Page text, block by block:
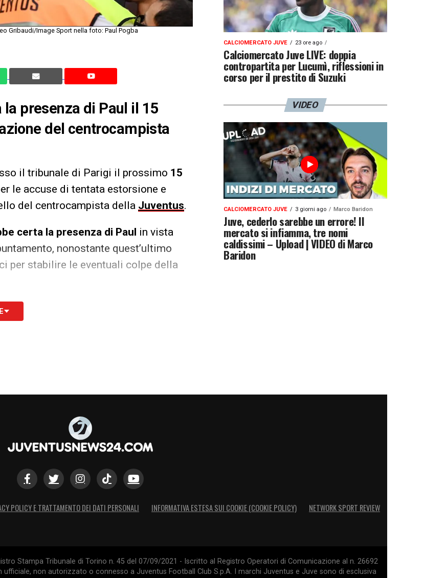
Gribaudi/Image Sport nella foto: Paul Pogba
presenza di Paul il 15
del centrocampista
il tribunale di Parigi il prossimo 15
le accuse di tentata estorsione e
del centrocampista della Juventus.
certa la presenza di Paul in vista
nonostante quest’ultimo
per stabilire le eventuali colpe della
CALCIOMERCATO JUVE 23 ore ago
Calciomercato Juve LIVE: doppia
contropartita per Lucumì, riflessioni in
corso per il prestito di Suzuki
VIDEO
CALCIOMERCATO JUVE 3 giorni ago Marco Baridon
Juve, cederlo sarebbe un errore! Il
mercato si infiamma, tre nomi
caldissimi – Upload | VIDEO di Marco
Baridon
POLICY E TRATTAMENTO DEI DATI PERSONALI INFORMATIVA ESTESA SUI COOKIE (COOKIE POLICY) NETWORK SPORT REVIEW
Stampa Tribunale di Torino n. 45 del 07/09/2021 - Iscritto al Registro Operatori di Comunicazione al n. 26692
ufficiale, non autorizzato o connesso a Juventus Football Club S.p.A. I marchi Juventus e Juve sono di esclusiva